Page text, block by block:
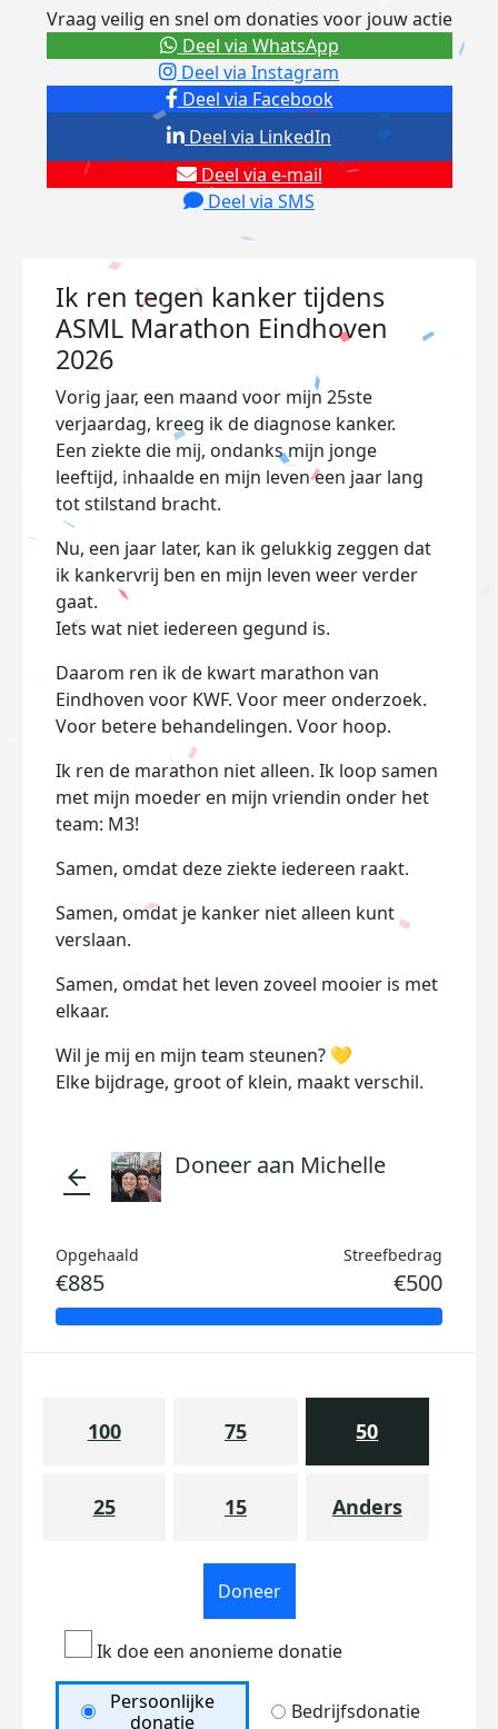
Vraag veilig en snel om donaties voor jouw actie
Deel via Facebook
Deel via Instagram
Deel via e-mail
Deel via SMS
Deel via LinkedIn
Deel via WhatsApp
Ik ren tegen kanker tijdens
ASML Marathon Eindhoven
2026
Vorig jaar, een maand voor mijn 25ste
verjaardag, kreeg ik de diagnose kanker.
Een ziekte die mij, ondanks mijn jonge
leeftijd, inhaalde en mijn leven een jaar lang
tot stilstand bracht.
Nu, een jaar later, kan ik gelukkig zeggen dat
ik kankervrij ben en mijn leven weer verder
gaat.
Iets wat niet iedereen gegund is.
Daarom ren ik de kwart marathon van
Eindhoven voor KWF. Voor meer onderzoek.
Voor betere behandelingen. Voor hoop.
Ik ren de marathon niet alleen. Ik loop samen
met mijn moeder en mijn vriendin onder het
team: M3!
Samen, omdat deze ziekte iedereen raakt.
Samen, omdat je kanker niet alleen kunt
verslaan.
Samen, omdat het leven zoveel mooier is met
elkaar.
Wil je mij en mijn team steunen? 💛
Elke bijdrage, groot of klein, maakt verschil.
arrow_back Doneer aan Michelle
Opgehaald
€885
Streefbedrag
€500
100 75 50
25 15 Anders
Doneer
Ik doe een anonieme donatie
Persoonlijke
donatie
Bedrijfsdonatie